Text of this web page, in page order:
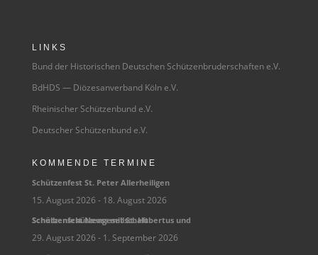
LINKS
Bund der Historischen Deutschen Schützenbruderschaften e.V.
BdHDS — Diözesanverband Köln e.V.
Rheinischer Schützenbund e.V.
Deutscher Schützenbund e.V.
KOMMENDE TERMINE
Schüt­zen­fest St. Peter Allerheiligen
15. August 2026 - 18. August 2026
Schüt­zen­fest Neuss mit St. Huber­tus und Scheibenschützengesellschaft
29. August 2026 - 1. September 2026